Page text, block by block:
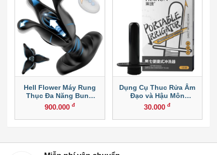
Hell Flower Máy Rung
Thục Đa Năng Bung
Cánh
900.000 đ
Dụng Cụ Thuc Rửa Âm
Đạo và Hậu Môn
Lovecase
30.000đ